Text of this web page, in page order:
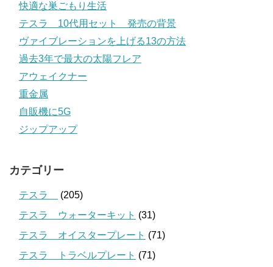
快適な巣ごもり生活
テスラ 10代用セット 発売の背景
ヴァイブレーションを上げる13の方法
過去3年で最大の太陽フレア
アウェイクナー
重金属
自販機に5G
ジップアップ
カテゴリー
テスラ
(205)
テスラ ウォーターキット (31)
テスラ オイスタープレート (71)
テスラ トラベルプレート (71)